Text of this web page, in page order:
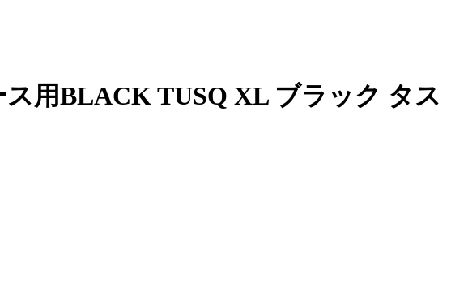
用BLACK TUSQ XL ブラック タス